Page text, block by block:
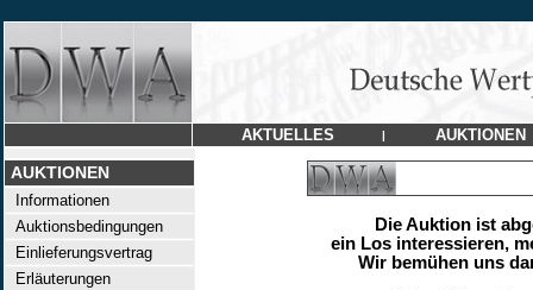
AKTUELLES | AUKTIONEN
AUKTIONEN
Informationen
Auktionsbedingungen
Einlieferungsvertrag
Erläuterungen
Die Auktion ist
ein Los interessieren,
Wir bemühen uns